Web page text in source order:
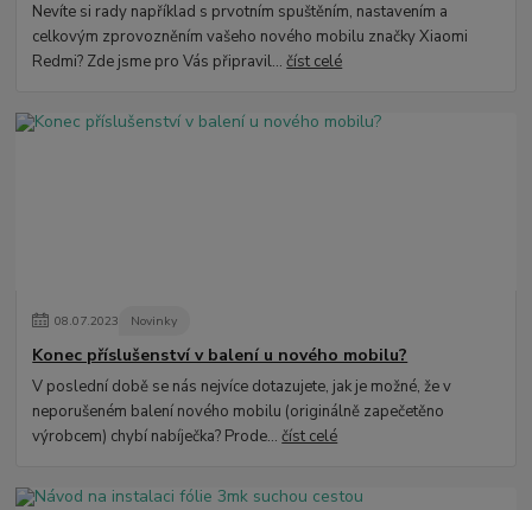
Nevíte si rady například s prvotním spuštěním, nastavením a
celkovým zprovozněním vašeho nového mobilu značky Xiaomi
Redmi? Zde jsme pro Vás připravil...číst celé
08.07.2023 Novinky
Konec příslušenství v balení u nového mobilu?
V poslední době se nás nejvíce dotazujete, jak je možné, že v
neporušeném balení nového mobilu (originálně zapečetěno
výrobcem) chybí nabíječka? Prode...číst celé